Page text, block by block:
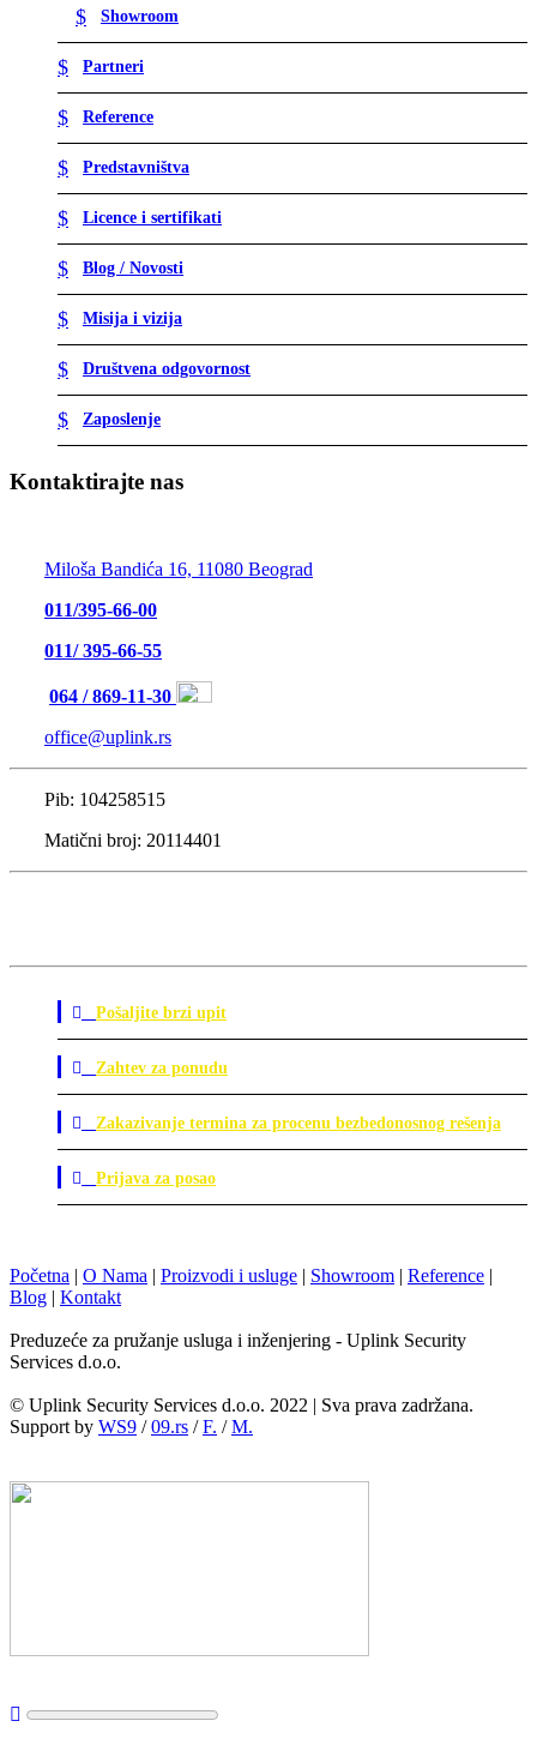
Showroom
Partneri
Reference
Predstavništva
Licence i sertifikati
Blog / Novosti
Misija i vizija
Društvena odgovornost
Zaposlenje
Kontaktirajte nas
Miloša Bandića 16, 11080 Beograd
011/395-66-00
011/ 395-66-55
064 / 869-11-30
office@uplink.rs
Pib: 104258515
Matični broj: 20114401
Pošaljite brzi upit
Zahtev za ponudu
Zakazivanje termina za procenu bezbedonosnog rešenja
Prijava za posao
Početna | O Nama | Proizvodi i usluge | Showroom | Reference |
Blog | Kontakt
Preduzeće za pružanje usluga i inženjering - Uplink Security
Services d.o.o.
© Uplink Security Services d.o.o. 2022 | Sva prava zadržana.
Support by WS9 /09.rs /F. /M.